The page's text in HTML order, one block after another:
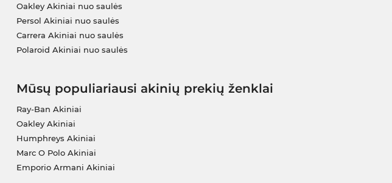
Oakley Akiniai nuo saulės
Persol Akiniai nuo saulės
Carrera Akiniai nuo saulės
Polaroid Akiniai nuo saulės
Mūsų populiariausi akinių prekių ženklai
Ray-Ban Akiniai
Oakley Akiniai
Humphreys Akiniai
Marc O Polo Akiniai
Emporio Armani Akiniai